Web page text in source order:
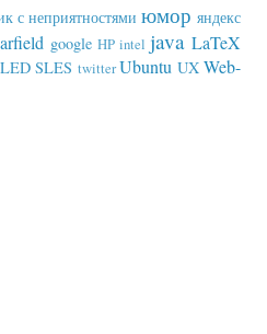
с неприятностями юмор яндекс
google HP intel java LaTeX
SLES twitterUbuntu UX Web-